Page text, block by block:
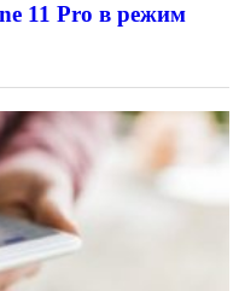
11 Pro в режим